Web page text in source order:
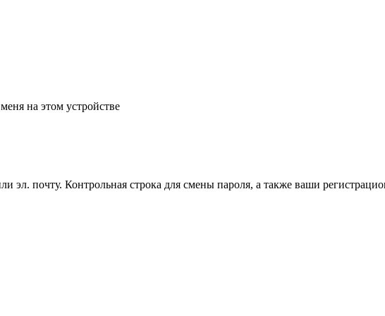
на этом устройстве
эл. почту. Контрольная строка для смены пароля, а также ваши